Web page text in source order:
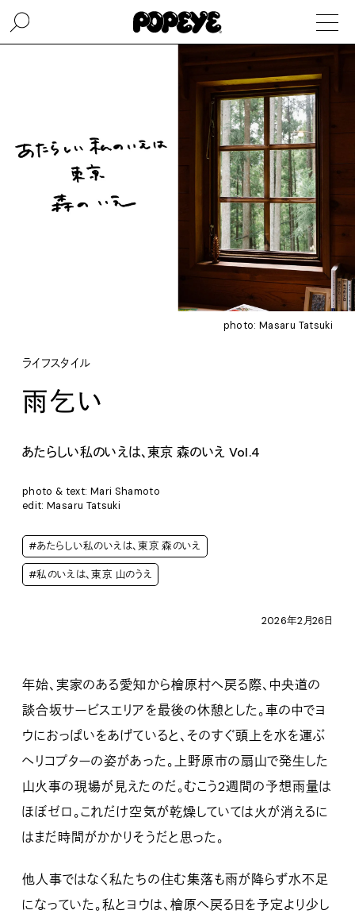
ライフスタイル
雨乞い
あたらしい私のいえは、東京 森のいえ Vol.4
photo & text: Mari Shamoto
edit: Masaru Tatsuki
#あたらしい私のいえは、東京 森のいえ
#私のいえは、東京 山のうえ
2026年2月26日
photo: Masaru Tatsuki
年始、実家のある愛知から檜原村へ戻る際、中央道の
談合坂サービスエリアを最後の休憩とした。車の中でヨ
ウにおっぱいをあげていると、そのすぐ頭上を水を運ぶ
ヘリコプターの姿があった。上野原市の扇山で発生した
山火事の現場が見えたのだ。むこう2週間の予想雨量は
ほぼゼロ。これだけ空気が乾燥していては火が消えるに
はまだ時間がかかりそうだと思った。
他人事ではなく私たちの住む集落も雨が降らず水不足
になっていた。私とヨウは、檜原へ戻る日を予定より少し